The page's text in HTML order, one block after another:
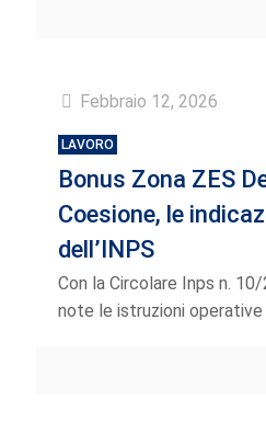
Febbraio 12, 2026
LAVORO
Bonus Zona ZES
Coesione, le
dell’INPS
Con la Circolare Inps n.
note le istruzioni operative